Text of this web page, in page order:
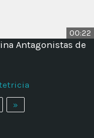
00:22
Antagonistas de
»